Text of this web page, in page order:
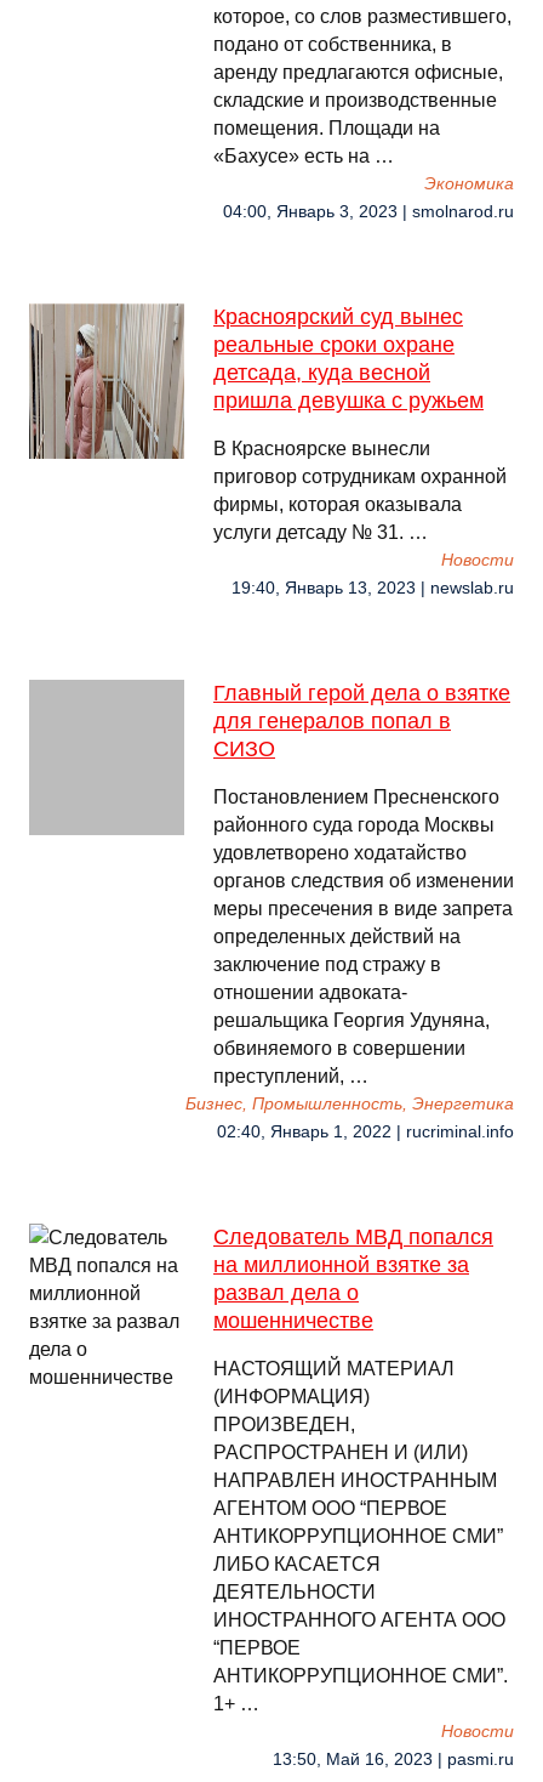
которое, со слов разместившего,
подано от собственника, в
аренду предлагаются офисные,
складские и производственные
помещения. Площади на
«Бахусе» есть на …
Экономика
04:00, Январь 3, 2023 | smolnarod.ru
Красноярский суд вынес
реальные сроки охране
детсада, куда весной
пришла девушка с ружьем
В Красноярске вынесли
приговор сотрудникам охранной
фирмы, которая оказывала
услуги детсаду № 31. …
Новости
19:40, Январь 13, 2023 | newslab.ru
Главный герой дела о взятке
для генералов попал в
СИЗО
Постановлением Пресненского
районного суда города Москвы
удовлетворено ходатайство
органов следствия об изменении
меры пресечения в виде запрета
определенных действий на
заключение под стражу в
отношении адвоката-
решальщика Георгия Удуняна,
обвиняемого в совершении
преступлений, …
Бизнес, Промышленность, Энергетика
02:40, Январь 1, 2022 | rucriminal.info
Следователь МВД попался
на миллионной взятке за
развал дела о
мошенничестве
НАСТОЯЩИЙ МАТЕРИАЛ
(ИНФОРМАЦИЯ)
ПРОИЗВЕДЕН,
РАСПРОСТРАНЕН И (ИЛИ)
НАПРАВЛЕН ИНОСТРАННЫМ
АГЕНТОМ ООО “ПЕРВОЕ
АНТИКОРРУПЦИОННОЕ СМИ”
ЛИБО КАСАЕТСЯ
ДЕЯТЕЛЬНОСТИ
ИНОСТРАННОГО АГЕНТА ООО
“ПЕРВОЕ
АНТИКОРРУПЦИОННОЕ СМИ”.
1+ …
Новости
13:50, Май 16, 2023 | pasmi.ru